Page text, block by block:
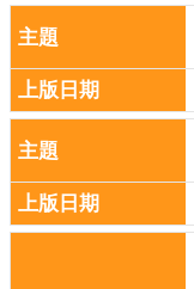
服
務
人
口
統
最